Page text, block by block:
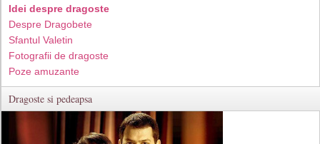
Idei despre dragoste
Despre Dragobete
Sfantul Valetin
Fotografii de dragoste
Poze amuzante
Dragoste si pedeapsa